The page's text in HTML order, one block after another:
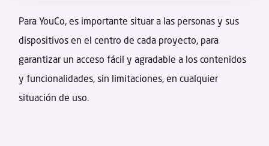
Para YouCo, es importante situar a las personas y sus
dispositivos en el centro de cada proyecto, para
garantizar un acceso fácil y agradable a los contenidos
y funcionalidades, sin limitaciones, en cualquier
situación de uso.